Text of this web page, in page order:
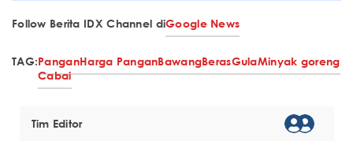
Follow Berita IDX Channel diGoogle News
TAG:PanganHarga PanganBawangBerasGulaMinyak goreng
Cabai
Tim Editor